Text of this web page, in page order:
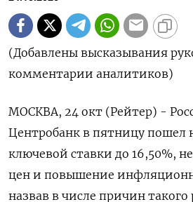
(Добавлены высказывания
комментарии аналитиков)
МОСКВА, 24 окт (Рейтер) -
Центробанк в пятницу пошел
ключевой ставки до 16,50%,
цен и повышение
назвав в числе причин